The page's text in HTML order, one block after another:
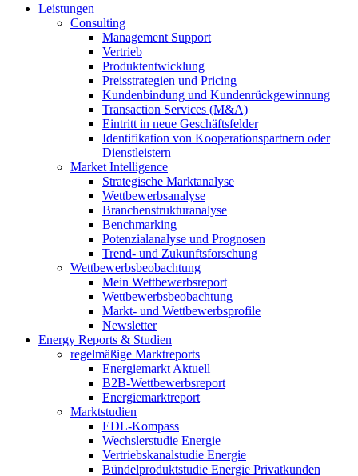
Leistungen
Consulting
Management Support
Vertrieb
Produktentwicklung
Preisstrategien und Pricing
Kundenbindung und Kundenrückgewinnung
Transaction Services (M&A)
Eintritt in neue Geschäftsfelder
Identifikation von Kooperationspartnern oder
Dienstleistern
Market Intelligence
Strategische Marktanalyse
Wettbewerbsanalyse
Branchenstrukturanalyse
Benchmarking
Potenzialanalyse und Prognosen
Trend- und Zukunftsforschung
Wettbewerbs­beobachtung
Mein Wettbewerbsreport
Wettbewerbsbeobachtung
Markt- und Wettbewerbsprofile
Newsletter
Energy Reports & Studien
regelmäßige Marktreports
Energiemarkt Aktuell
B2B-Wettbewerbsreport
Energiemarktreport
Marktstudien
EDL-Kompass
Wechslerstudie Energie
Vertriebskanalstudie Energie
Bündelproduktstudie Energie Privatkunden